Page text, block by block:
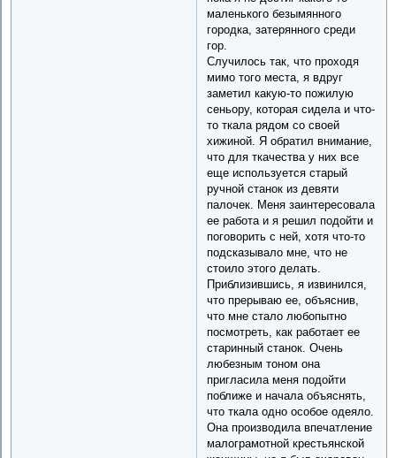
маленького безымянного
городка, затерянного среди
гор.
Случилось так, что проходя
мимо того места, я вдруг
заметил какую-то пожилую
сеньору, которая сидела и что-
то ткала рядом со своей
хижиной. Я обратил внимание,
что для ткачества у них все
еще используется старый
ручной станок из девяти
палочек. Меня заинтересовала
ее работа и я решил подойти и
поговорить с ней, хотя что-то
подсказывало мне, что не
стоило этого делать.
Приблизившись, я извинился,
что прерываю ее, объяснив,
что мне стало любопытно
посмотреть, как работает ее
старинный станок. Очень
любезным тоном она
пригласила меня подойти
поближе и начала объяснять,
что ткала одно особое одеяло.
Она производила впечатление
малограмотной крестьянской